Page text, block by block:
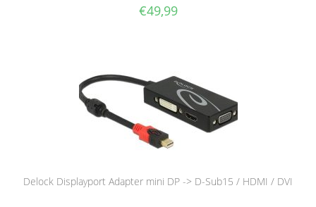
€49,99
Delock Displayport Adapter mini DP -> D-Sub15 / HDMI / DVI